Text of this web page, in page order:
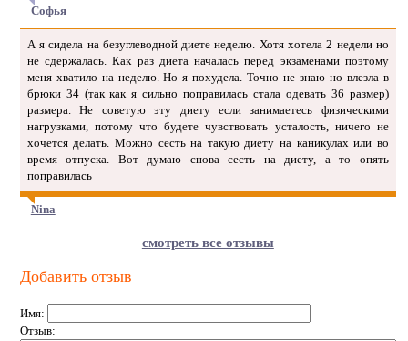
Софья
А я сидела на безуглеводной диете неделю. Хотя хотела 2 недели но
не сдержалась. Как раз диета началась перед экзаменами поэтому
меня хватило на неделю. Но я похудела. Точно не знаю но влезла в
брюки 34 (так как я сильно поправилась стала одевать 36 размер)
размера. Не советую эту диету если занимаетесь физическими
нагрузками, потому что будете чувствовать усталость, ничего не
хочется делать. Можно сесть на такую диету на каникулах или во
время отпуска. Вот думаю снова сесть на диету, а то опять
поправилась
Nina
смотреть все отзывы
Добавить отзыв
Имя:
Отзыв: